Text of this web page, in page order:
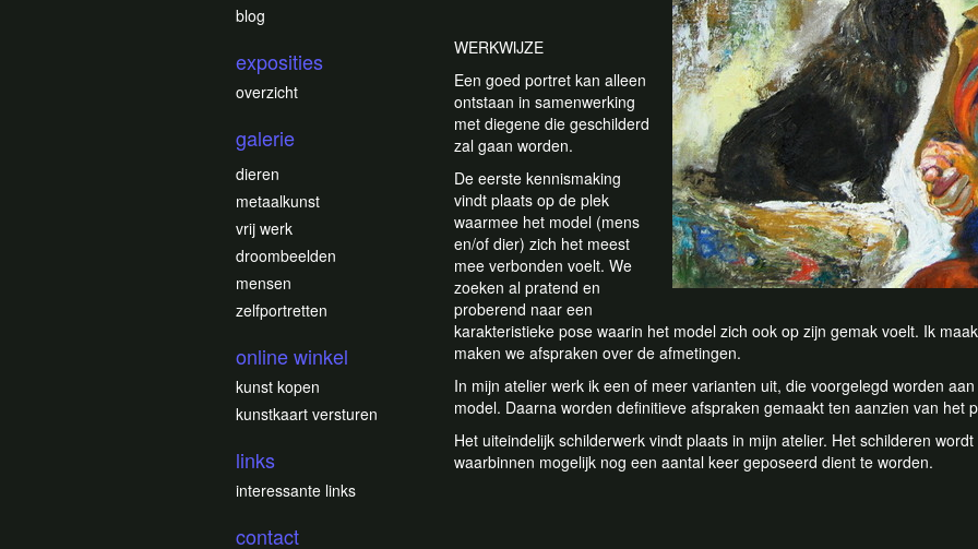
WERKWIJZE
Een goed portret kan alleen
ontstaan in samenwerking
met diegene die geschilderd
zal gaan worden.
De eerste kennismaking
vindt plaats op de plek
waarmee het model (mens
en/of dier) zich het meest
mee verbonden voelt. We
zoeken al pratend en
proberend naar een
karakteristieke pose waarin het model zich ook op zijn gemak voelt. Ik
maken we afspraken over de afmetingen.
In mijn atelier werk ik een of meer varianten uit, die voorgelegd worden
model. Daarna worden definitieve afspraken gemaakt ten aanzien van het
Het uiteindelijk schilderwerk vindt plaats in mijn atelier. Het schilderen
waarbinnen mogelijk nog een aantal keer geposeerd dient te worden.
blog
exposities
overzicht
galerie
dieren
metaalkunst
vrij werk
droombeelden
mensen
zelfportretten
online winkel
kunst kopen
kunstkaart versturen
links
interessante links
contact